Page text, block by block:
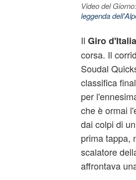
Video del Giorno:
leggenda
Il Giro d'Italia
corsa. Il
Soudal
classifica
per
che è ormai
dai colpi di
prima tappa,
scalatore
affrontava